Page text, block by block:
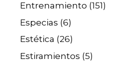
Entrenamiento (151)
Especias (6)
Estética (26)
Estiramientos (5)